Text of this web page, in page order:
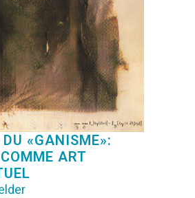
«GANISME»:
ART